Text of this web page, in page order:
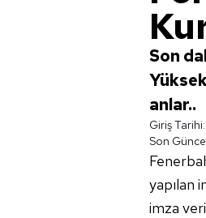
Son
anlar..
Giriş Tarihi:
Son
yapılan
imza